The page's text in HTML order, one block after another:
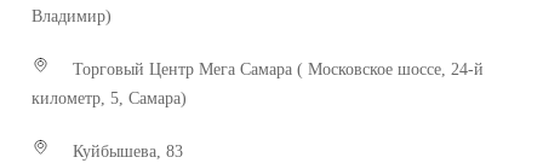
Владимир)
Торговый Центр Мега Самара ( Московское шоссе, 24-й
километр, 5, Самара)
Куйбышева, 83